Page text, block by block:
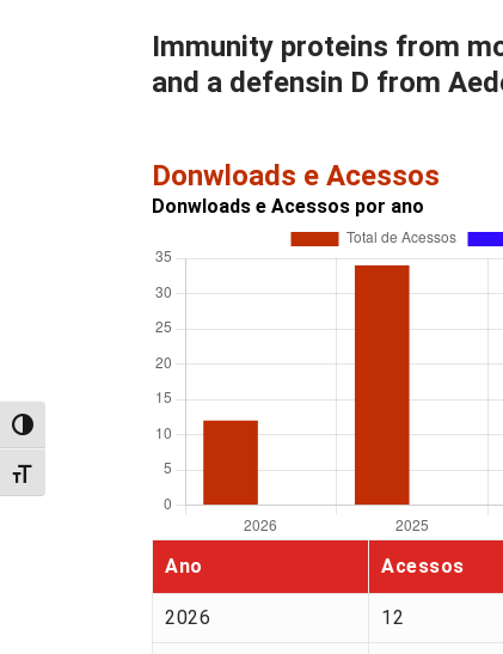
Alternar alto contraste
Alternar tamanho da fonte
Immunity proteins from
and a defensin D from
Donwloads e Acessos
Donwloads e Acessos por ano
Ano Acessos
2026 12